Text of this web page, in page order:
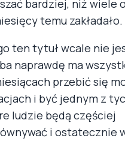
bardziej, niż wiele
temu zakładało.
ten tytuł wcale nie
naprawdę ma
przebić się
i być jednym z
ludzie będą częściej
i ostatecznie